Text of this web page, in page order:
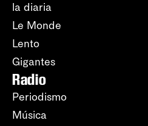
la diaria
Le Monde
Lento
Gigantes
Radio
Periodismo
Música